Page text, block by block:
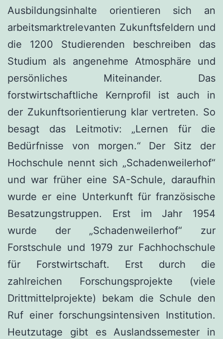
Ausbildungsinhalte orientieren sich an
arbeitsmarktrelevanten Zukunftsfeldern und
die 1200 Studierenden beschreiben das
Studium als angenehme Atmosphäre und
persönliches Miteinander. Das
forstwirtschaftliche Kernprofil ist auch in
der Zukunftsorientierung klar vertreten. So
besagt das Leitmotiv: „Lernen für die
Bedürfnisse von morgen.“ Der Sitz der
Hochschule nennt sich „Schadenweilerhof“
und war früher eine SA-Schule, daraufhin
wurde er eine Unterkunft für französische
Besatzungstruppen. Erst im Jahr 1954
wurde der „Schadenweilerhof“ zur
Forstschule und 1979 zur Fachhochschule
für Forstwirtschaft. Erst durch die
zahlreichen Forschungsprojekte (viele
Drittmittelprojekte) bekam die Schule den
Ruf einer forschungsintensiven Institution.
Heutzutage gibt es Auslandssemester in